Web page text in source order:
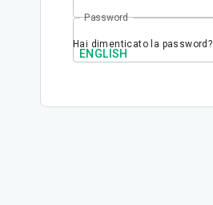
Password
Hai dimenticato la password?
ENGLISH